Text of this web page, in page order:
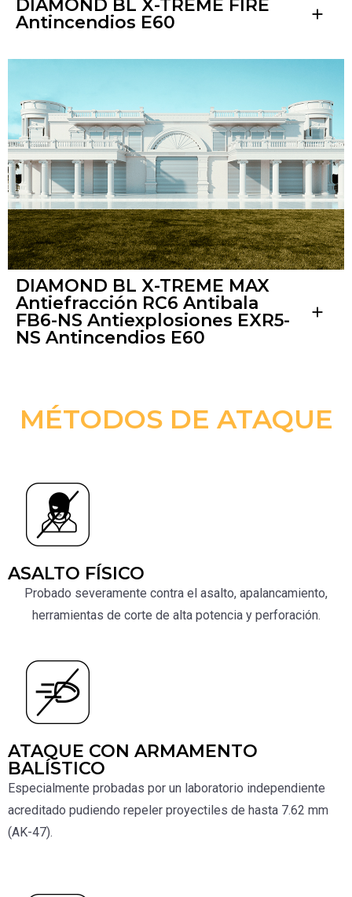
DIAMOND BL X-TREME FIRE
Antincendios E60
add
DIAMOND BL X-TREME MAX
Antiefracción RC6 Antibala
FB6-NS Antiexplosiones EXR5-
NS Antincendios E60
add
MÉTODOS DE ATAQUE
ASALTO FÍSICO
Probado severamente contra el asalto, apalancamiento,
herramientas de corte de alta potencia y perforación.
ATAQUE CON ARMAMENTO
BALÍSTICO
Especialmente probadas por un laboratorio independiente
acreditado pudiendo repeler proyectiles de hasta 7.62 mm
(AK-47).